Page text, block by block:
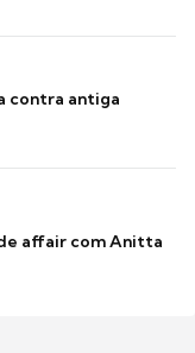
contra antiga
affair com Anitta